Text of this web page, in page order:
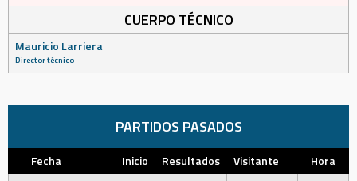
CUERPO TÉCNICO
Mauricio Larriera
Director técnico
PARTIDOS PASADOS
Fecha Inicio Resultados Visitante
Hora